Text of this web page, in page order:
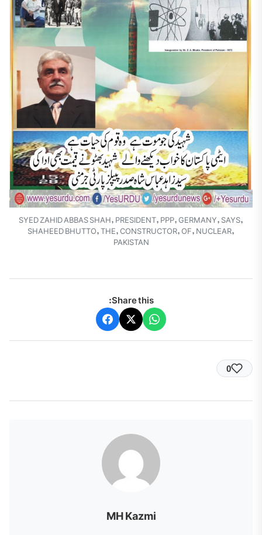
SYED ZAHID ABBAS SHAH, PRESIDENT, PPP, GERMANY, SAYS,
SHAHEED BHUTTO, THE, CONSTRUCTOR, OF, NUCLEAR,
PAKISTAN
Share this:
0
MH Kazmi